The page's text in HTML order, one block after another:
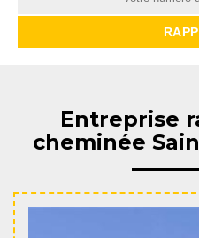
Entreprise
cheminée